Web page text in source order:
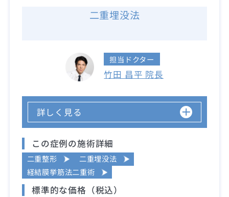
二重埋没法
担当ドクター
竹田 昌平 院長
詳しく見る
この症例の施術詳細
二重整形
二重埋没法
経結膜挙筋法二重術
標準的な価格（税込）